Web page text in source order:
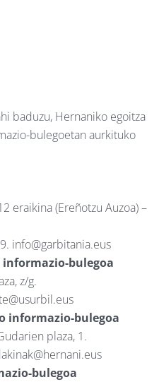
baduzu, Hernaniko egoitza
bulegoetan aurkituko
eraikina (Ereñotzu Auzoa) –
info@garbitania.eus
bulegoa
z/g.
informazio-bulegoa
plaza, 1.
bulegoa